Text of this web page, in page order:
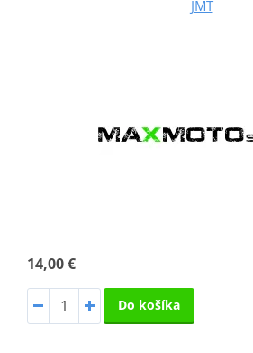
JMT
14,00 €
Do košíka